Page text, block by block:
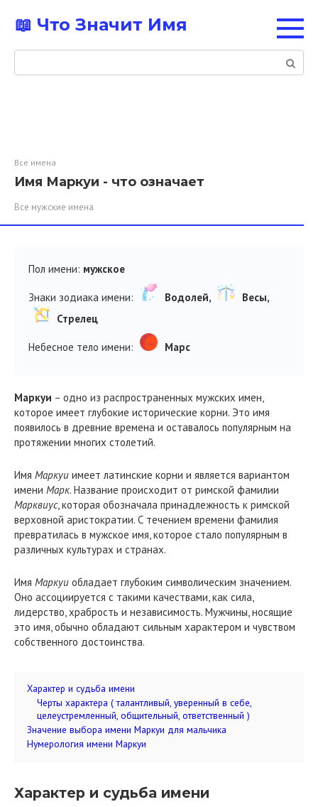
контенту
📖 Что Значит Имя
Поиск:
Все имена
Имя Маркуи - что означает
Все мужские имена
Пол имени: мужское
Знаки зодиака имени: Водолей,
Весы,
Стрелец
Небесное тело имени: Марс
Маркуи – одно из распространенных мужских имен,
которое имеет глубокие исторические корни. Это имя
появилось в древние времена и оставалось популярным на
протяжении многих столетий.
Имя Маркуи имеет латинские корни и является вариантом
имени Марк. Название происходит от римской фамилии
Марквиус, которая обозначала принадлежность к римской
верховной аристократии. С течением времени фамилия
превратилась в мужское имя, которое стало популярным в
различных культурах и странах.
Имя Маркуи обладает глубоким символическим значением.
Оно ассоциируется с такими качествами, как сила,
лидерство, храбрость и независимость. Мужчины, носящие
это имя, обычно обладают сильным характером и чувством
собственного достоинства.
Характер и судьба имени
Черты характера ( талантливый, уверенный в себе,
целеустремленный, общительный, ответственный )
Значение выбора имени Маркуи для мальчика
Нумерология имени Маркуи
Характер и судьба имени